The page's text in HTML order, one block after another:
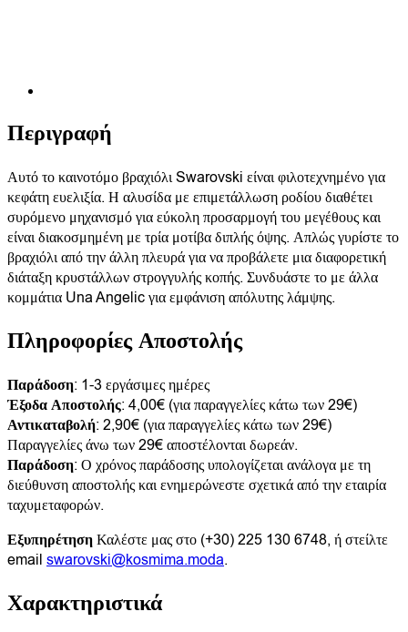
Περιγραφή
Αυτό το καινοτόμο βραχιόλι Swarovski είναι φιλοτεχνημένο για
κεφάτη ευελιξία. Η αλυσίδα με επιμετάλλωση ροδίου διαθέτει
συρόμενο μηχανισμό για εύκολη προσαρμογή του μεγέθους και
είναι διακοσμημένη με τρία μοτίβα διπλής όψης. Απλώς γυρίστε το
βραχιόλι από την άλλη πλευρά για να προβάλετε μια διαφορετική
διάταξη κρυστάλλων στρογγυλής κοπής. Συνδυάστε το με άλλα
κομμάτια Una Angelic για εμφάνιση απόλυτης λάμψης.
Πληροφορίες Αποστολής
Παράδοση: 1-3 εργάσιμες ημέρες
Έξοδα Αποστολής: 4,00€ (για παραγγελίες κάτω των 29€)
Αντικαταβολή: 2,90€ (για παραγγελίες κάτω των 29€)
Παραγγελίες άνω των 29€ αποστέλονται δωρεάν.
Παράδοση: Ο χρόνος παράδοσης υπολογίζεται ανάλογα με τη
διεύθυνση αποστολής και ενημερώνεστε σχετικά από την εταιρία
ταχυμεταφορών.
ΕξυπηρέτησηΚαλέστε μας στο (+30) 225 130 6748, ή στείλτε
email swarovski@kosmima.moda.
Χαρακτηριστικά